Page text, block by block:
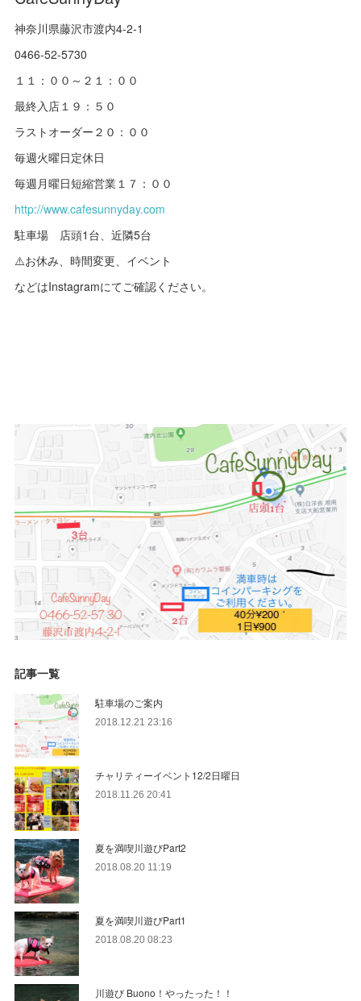
神奈川県藤沢市渡内4-2-1
0466-52-5730
１１：００～２１：００
最終入店１９：５０
ラストオーダー２０：００
毎週火曜日定休日
毎週月曜日短縮営業１７：００
http://www.cafesunnyday.com
駐車場 店頭1台、近隣5台
⚠️お休み、時間変更、イベント
などはInstagramにてご確認ください。
記事一覧
駐車場のご案内
2018.12.21 23:16
チャリティーイベント12/2日曜日
2018.11.26 20:41
夏を満喫川遊びPart2
2018.08.20 11:19
夏を満喫川遊びPart1
2018.08.20 08:23
川遊び Buono！やったった！！